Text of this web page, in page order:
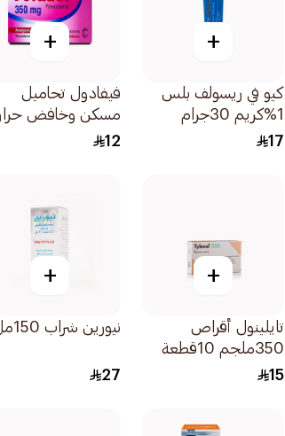
+
كيو في ريسولف بلس
1%كريم 30جرام
17
+
فيفادول تحاميل
مسكن وخافض
12
+
تايلينول أقراص
350ملجم 10قطعة
15
+
نيورين شراب 150مل
27